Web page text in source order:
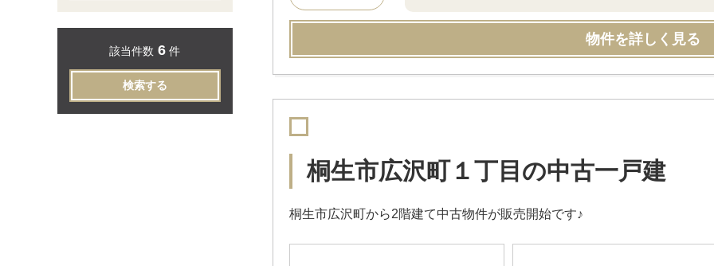
物件を詳しく見る
桐生市広沢町１丁目の中古一戸建
桐生市広沢町から2階建て中古物件が販売開始です♪
該当件数 6 件
検索する